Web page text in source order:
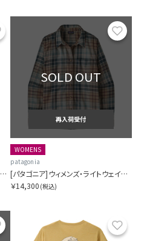
お気に入り
[パタゴニア]メンズ・ロングスリーブ・ライトウェイト・フィヨルド・フランネル・シャツ
SOLD OUT
再入荷受付
WOMENS
patagonia
[パタゴニア]ウィメンズ・ライトウェイト・フィヨルド・フランネル・シャツ
￥14,300 (税込)
お気に入り